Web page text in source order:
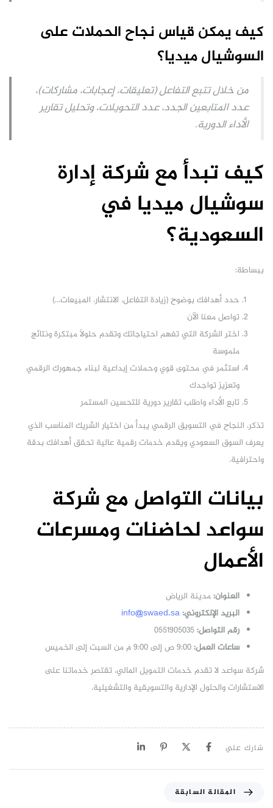
كيف يمكن قياس نجاح الحملات على
السوشيال ميديا؟
من خلال تتبع التفاعل (تعليقات، إعجابات، مشاركات)،
عدد المتابعين الجدد، عدد التحويلات، وتحليل تقارير
الأداء الدورية.
كيف تبدأ مع شركة إدارة
سوشيال ميديا في
السعودية؟
ببساطة:
حدد أهدافك بوضوح (زيادة التفاعل، الانتشار، المبيعات…)
تواصل معنا الآن
اختر الشركة التي تفهم احتياجاتك وتقدم حلولًا مبتكرة ونتائج
ملموسة
استثمر في محتوى قوي وحملات إبداعية لبناء جمهورك الرقمي
وتعزيز تواجدك
تابع الأداء واطلب تقارير دورية للتحسين المستمر
تذكر، النجاح في التسويق الرقمي يبدأ من اختيار الشريك المناسب الذي
يعرف السوق السعودي ويقدم خدمات رقمية عالية تحقق أهدافك بدقة
واحترافية.
بيانات التواصل مع شركة
سواعد لحاضنات ومسرعات
الأعمال
العنوان:مدينة الرياض
البريد الإلكتروني:info@swaed.sa
رقم التواصل:
ساعات العمل:
شركة سواعد لا تقدم خدمات التمويل المالي، تقتصر خدماتنا على
الاستشارات والحلول الإدارية والتسويقية والتشغيلية.
شارك علي
المقالة السابقة